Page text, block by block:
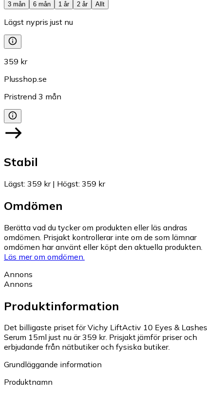
3 mån
6 mån 1 år 2 år Allt
Lägst nypris just nu
359 kr
Plusshop.se
Pristrend 3 mån
Stabil
Lägst: 359 kr| Högst: 359 kr
Omdömen
Berätta vad du tycker om produkten eller läs andras
omdömen. Prisjakt kontrollerar inte om de som lämnar
omdömen har använt eller köpt den aktuella produkten.
Läs mer om omdömen.
Annons
Annons
Produktinformation
Det billigaste priset för Vichy LiftActiv 10 Eyes & Lashes
Serum 15ml just nu är 359 kr. Prisjakt jämför priser och
erbjudande från nätbutiker och fysiska butiker.
Grundläggande information
Produktnamn